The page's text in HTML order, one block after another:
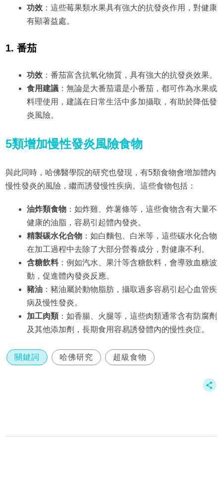
功效：這些莓果類水果具有強大的抗發炎作用，對健康
有顯著益處。
1. 番茄
功效：番茄富含抗氧化物質，具有強大的抗發炎效果。
食用建議：無論是大番茄還是小番茄，都可作為水果或
料理使用，建議在日常生活中多加攝取，有助於降低發
炎風險。
5類增加慢性發炎風險食物
與此同時，哈佛醫學院的研究也發現，有5類食物會增加體內
慢性發炎的風險，繼而誘發慢性疾病。這些食物包括：
油炸類食物：如炸雞、炸薯條等，這些食物含有大量不
健康的油脂，容易引起體內發炎。
精製碳水化合物：如白麵包、白米等，這些碳水化合物
在加工過程中去除了大部分營養成分，對健康不利。
含糖飲料：例如汽水、果汁等含糖飲料，會導致血糖波
動，促進體內發炎反應。
豬油：豬油屬於動物脂肪，攝取過多容易引起心血管疾
病及慢性發炎。
加工肉類：如香腸、火腿等，這些肉類通常含有防腐劑
及其他添加劑，長期食用容易誘發體內的慢性炎症。
關鍵詞 哈佛研究 超級食物